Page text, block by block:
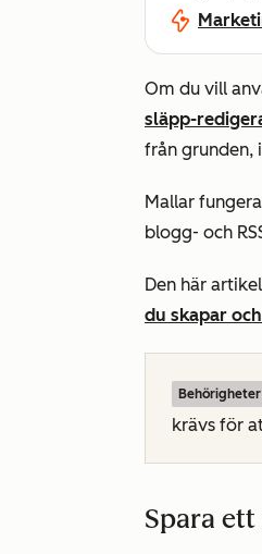
Om du vill
släpp-
från grunden,
Mallar
blogg- och
Den här
du skapar
krävs för
Spara